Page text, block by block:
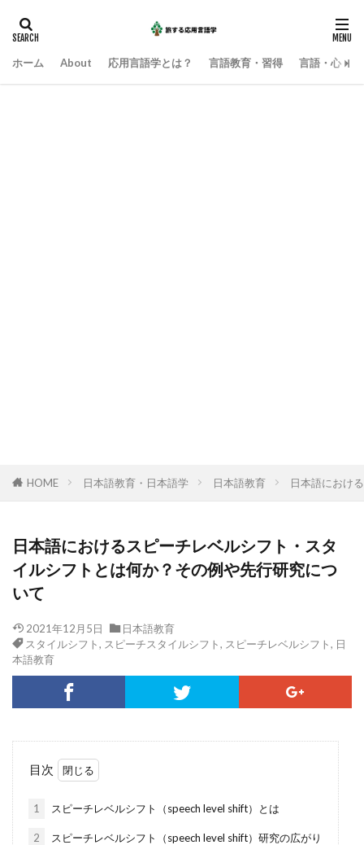
ホーム About 応用言語学とは？ 言語教育・習得 言語・心・
HOME 日本語教育・日本語学 日本語教育 日本語におけ
日本語におけるスピーチレベルシフト・スタ
イルシフトとは何か？その例や先行研究につ
いて
2021年12月5日
日本語教育
スタイルシフト, スピーチスタイルシフト, スピーチレベルシフト, 日
本語教育
目次
1 スピーチレベルシフト（speech level shift）とは
2 スピーチレベルシフト（speech level shift）研究の広がり